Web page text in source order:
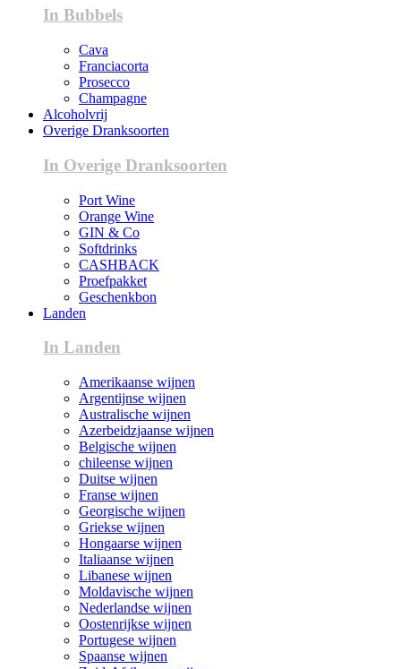
In Bubbels
Cava
Franciacorta
Prosecco
Champagne
Alcoholvrij
Overige Dranksoorten
In Overige Dranksoorten
Port Wine
Orange Wine
GIN & Co
Softdrinks
CASHBACK
Proefpakket
Geschenkbon
Landen
In Landen
Amerikaanse wijnen
Argentijnse wijnen
Australische wijnen
Azerbeidzjaanse wijnen
Belgische wijnen
chileense wijnen
Duitse wijnen
Franse wijnen
Georgische wijnen
Griekse wijnen
Hongaarse wijnen
Italiaanse wijnen
Libanese wijnen
Moldavische wijnen
Nederlandse wijnen
Oostenrijkse wijnen
Portugese wijnen
Spaanse wijnen